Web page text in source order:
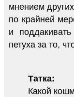
мнением
по крайней
и
петуха за то,
Татка:
Какой